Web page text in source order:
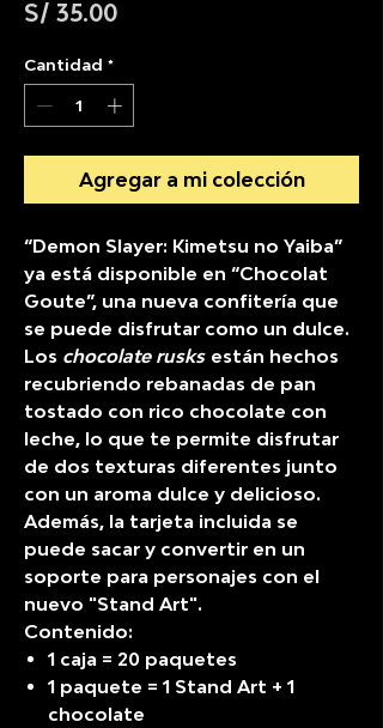
S/ 35.00Precio
Cantidad *
Agregar a mi colección
“Demon Slayer: Kimetsu no Yaiba”
ya está disponible en “Chocolat
Goute”, una nueva confitería que
se puede disfrutar como un dulce.
Los chocolate rusks están hechos
recubriendo rebanadas de pan
tostado con rico chocolate con
leche, lo que te permite disfrutar
de dos texturas diferentes junto
con un aroma dulce y delicioso.
Además, la tarjeta incluida se
puede sacar y convertir en un
soporte para personajes con el
nuevo "Stand Art".
Contenido:
1 caja = 20 paquetes
1 paquete = 1 Stand Art + 1
chocolate